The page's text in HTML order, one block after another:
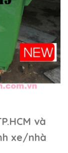
và
xe/nhà